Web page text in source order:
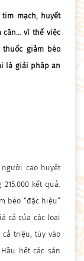
mạch, huyết
cân… vì thế việc
giảm béo
là giải pháp an
cao huyết
kết quả.
béo “đặc hiệu”
cả của các loại
triệu, tùy vào
hết các sản